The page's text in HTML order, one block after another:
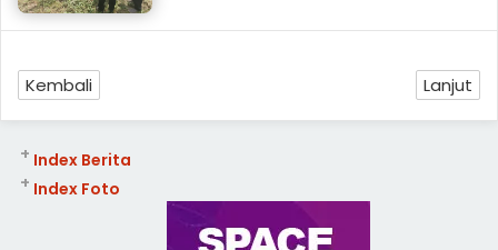
Kembali Lanjut
Index Berita
+
Index Foto
+